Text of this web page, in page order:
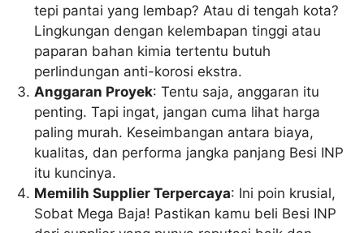
tepi pantai yang lembap? Atau di tengah kota?
Lingkungan dengan kelembapan tinggi atau
paparan bahan kimia tertentu butuh
perlindungan anti-korosi ekstra.
Anggaran Proyek: Tentu saja, anggaran itu
penting. Tapi ingat, jangan cuma lihat harga
paling murah. Keseimbangan antara biaya,
kualitas, dan performa jangka panjang Besi INP
itu kuncinya.
Memilih Supplier Terpercaya: Ini poin krusial,
Sobat Mega Baja! Pastikan kamu beli Besi INP